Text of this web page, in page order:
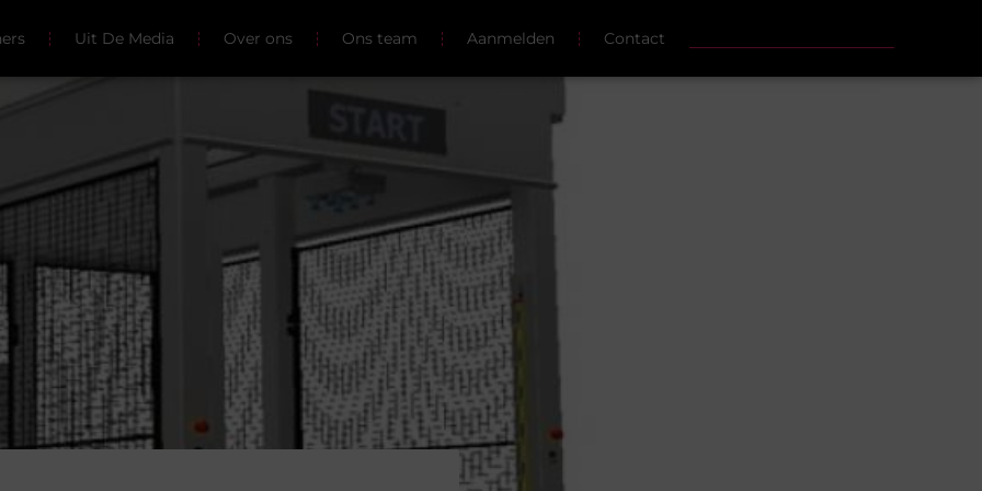
Uit De Media Over ons Ons team Aanmelden Contact